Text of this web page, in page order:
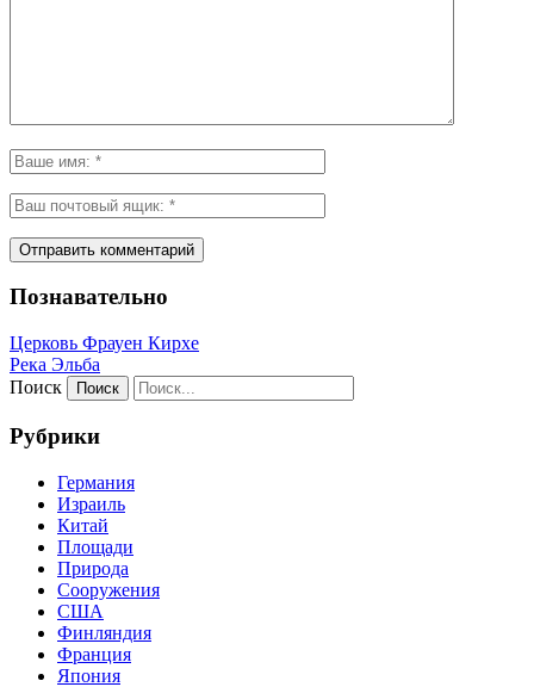
Познавательно
Церковь Фрауен Кирхе
Река Эльба
Поиск
Рубрики
Германия
Израиль
Китай
Площади
Природа
Сооружения
США
Финляндия
Франция
Япония